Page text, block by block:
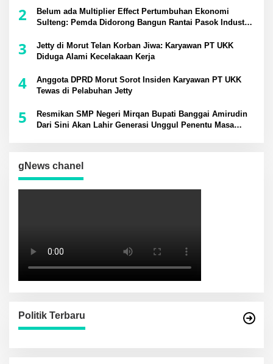
2
Belum ada Multiplier Effect Pertumbuhan Ekonomi
Sulteng: Pemda Didorong Bangun Rantai Pasok Industri
3
Jetty di Morut Telan Korban Jiwa: Karyawan PT UKK
Diduga Alami Kecelakaan Kerja
4
Anggota DPRD Morut Sorot Insiden Karyawan PT UKK
Tewas di Pelabuhan Jetty
5
Resmikan SMP Negeri Mirqan Bupati Banggai Amirudin
Dari Sini Akan Lahir Generasi Unggul Penentu Masa
gNews chanel
Politik Terbaru